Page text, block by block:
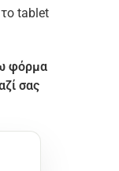
tablet
φόρμα
σας